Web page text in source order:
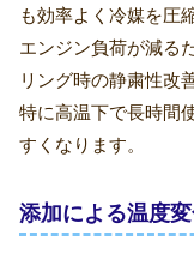
も効率よく冷媒を圧
エンジン負荷が減る
リング時の静粛性改
特に高温下で長時間
すくなります。
添加による温度